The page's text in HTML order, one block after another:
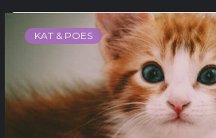
KAT & POES